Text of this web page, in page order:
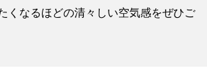
くなるほどの清々しい空気感をぜひご